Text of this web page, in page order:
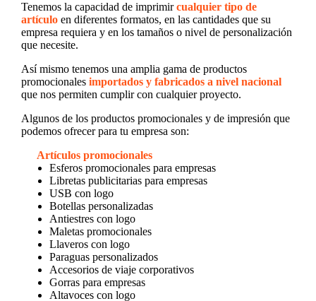
Tenemos la capacidad de imprimircualquier tipo de
artículoen diferentes formatos, en las cantidades que su
empresa requiera y en los tamaños o nivel de personalización
que necesite.
Así mismo tenemos una amplia gama de productos
promocionales importados y fabricados a nivel nacional
que nos permiten cumplir con cualquier proyecto.
Algunos de los productos promocionales y de impresión que
podemos ofrecer para tu empresa son:
Artículos promocionales
Esferos promocionales para empresas
Libretas publicitarias para empresas
USB con logo
Botellas personalizadas
Antiestres con logo
Maletas promocionales
Llaveros con logo
Paraguas personalizados
Accesorios de viaje corporativos
Gorras para empresas
Altavoces con logo